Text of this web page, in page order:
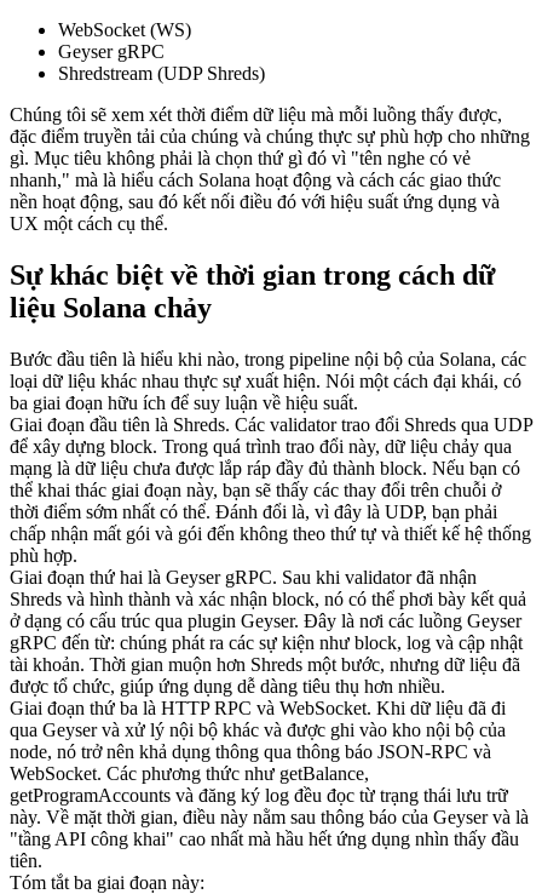
WebSocket (WS)
Geyser gRPC
Shredstream (UDP Shreds)
Chúng tôi sẽ xem xét thời điểm dữ liệu mà mỗi luồng thấy được,
đặc điểm truyền tải của chúng và chúng thực sự phù hợp cho những
gì. Mục tiêu không phải là chọn thứ gì đó vì "tên nghe có vẻ
nhanh," mà là hiểu cách Solana hoạt động và cách các giao thức
nền hoạt động, sau đó kết nối điều đó với hiệu suất ứng dụng và
UX một cách cụ thể.
Sự khác biệt về thời gian trong cách dữ
liệu Solana chảy
Bước đầu tiên là hiểu khi nào, trong pipeline nội bộ của Solana, các
loại dữ liệu khác nhau thực sự xuất hiện. Nói một cách đại khái, có
ba giai đoạn hữu ích để suy luận về hiệu suất.
Giai đoạn đầu tiên là Shreds. Các validator trao đổi Shreds qua UDP
để xây dựng block. Trong quá trình trao đổi này, dữ liệu chảy qua
mạng là dữ liệu chưa được lắp ráp đầy đủ thành block. Nếu bạn có
thể khai thác giai đoạn này, bạn sẽ thấy các thay đổi trên chuỗi ở
thời điểm sớm nhất có thể. Đánh đổi là, vì đây là UDP, bạn phải
chấp nhận mất gói và gói đến không theo thứ tự và thiết kế hệ thống
phù hợp.
Giai đoạn thứ hai là Geyser gRPC. Sau khi validator đã nhận
Shreds và hình thành và xác nhận block, nó có thể phơi bày kết quả
ở dạng có cấu trúc qua plugin Geyser. Đây là nơi các luồng Geyser
gRPC đến từ: chúng phát ra các sự kiện như block, log và cập nhật
tài khoản. Thời gian muộn hơn Shreds một bước, nhưng dữ liệu đã
được tổ chức, giúp ứng dụng dễ dàng tiêu thụ hơn nhiều.
Giai đoạn thứ ba là HTTP RPC và WebSocket. Khi dữ liệu đã đi
qua Geyser và xử lý nội bộ khác và được ghi vào kho nội bộ của
node, nó trở nên khả dụng thông qua thông báo JSON-RPC và
WebSocket. Các phương thức như getBalance,
getProgramAccounts và đăng ký log đều đọc từ trạng thái lưu trữ
này. Về mặt thời gian, điều này nằm sau thông báo của Geyser và là
"tầng API công khai" cao nhất mà hầu hết ứng dụng nhìn thấy đầu
tiên.
Tóm tắt ba giai đoạn này: